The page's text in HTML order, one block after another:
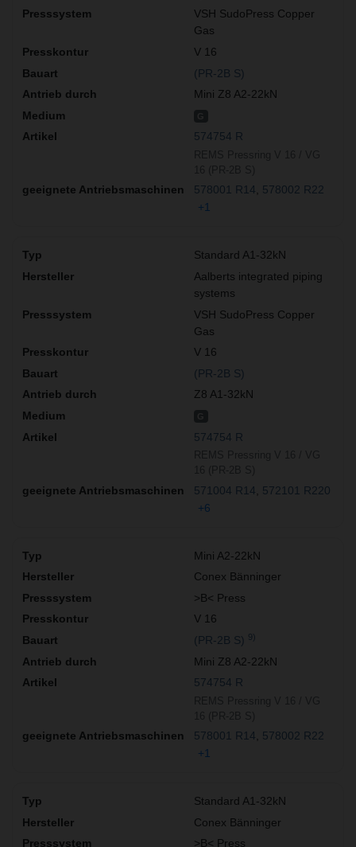
VSH SudoPress Copper
Gas
V 16
(PR-2B S)
Mini Z8 A2-22kN
574754 R
578001 R14
578002 R22
+1
Standard A1-32kN
Aalberts integrated piping
systems
VSH SudoPress Copper
Gas
V 16
(PR-2B S)
Z8 A1-32kN
574754 R
571004 R14
572101 R220
+6
Mini A2-22kN
Conex Bänninger
>B< Press
V 16
(PR-2B S)
9)
Mini Z8 A2-22kN
574754 R
578001 R14
578002 R22
+1
Standard A1-32kN
Conex Bänninger
>B< Press